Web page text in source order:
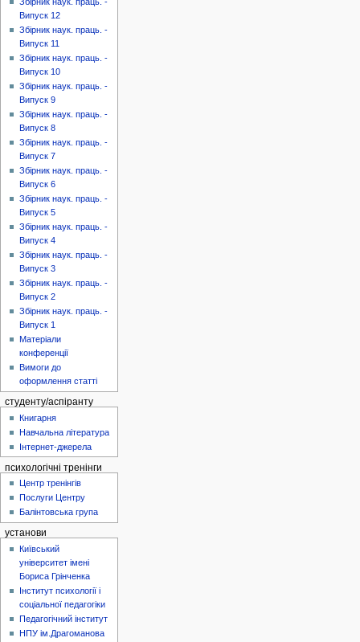
Збірник наук. праць. -
Випуск 12
Збірник наук. праць. -
Випуск 11
Збірник наук. праць. -
Випуск 10
Збірник наук. праць. -
Випуск 9
Збірник наук. праць. -
Випуск 8
Збірник наук. праць. -
Випуск 7
Збірник наук. праць. -
Випуск 6
Збірник наук. праць. -
Випуск 5
Збірник наук. праць. -
Випуск 4
Збірник наук. праць. -
Випуск 3
Збірник наук. праць. -
Випуск 2
Збірник наук. праць. -
Випуск 1
Матеріали
конференції
Вимоги до
оформлення статті
студенту/аспіранту
Книгарня
Навчальна література
Інтернет-джерела
психологічні тренінги
Центр тренінгів
Послуги Центру
Балінтовська група
установи
Київський
університет імені
Бориса Грінченка
Інститут психології і
соціальної педагогіки
Педагогічний інститут
НПУ ім.Драгоманова